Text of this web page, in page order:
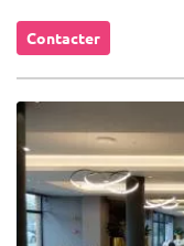
Contacter